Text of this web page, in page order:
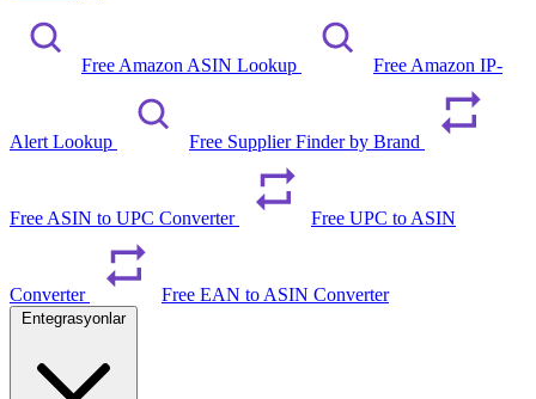
Free Amazon ASIN Lookup Free Amazon IP-
Alert Lookup Free Supplier Finder by Brand
Free ASIN to UPC Converter Free UPC to ASIN
Converter Free EAN to ASIN Converter
Entegrasyonlar